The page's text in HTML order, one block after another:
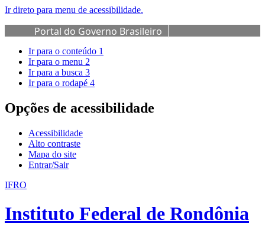
Ir direto para menu de acessibilidade.
Portal do Governo Brasileiro
Ir para o conteúdo 1
Ir para o menu 2
Ir para a busca 3
Ir para o rodapé 4
Opções de acessibilidade
Acessibilidade
Alto contraste
Mapa do site
Entrar/Sair
IFRO
Instituto Federal de Rondônia